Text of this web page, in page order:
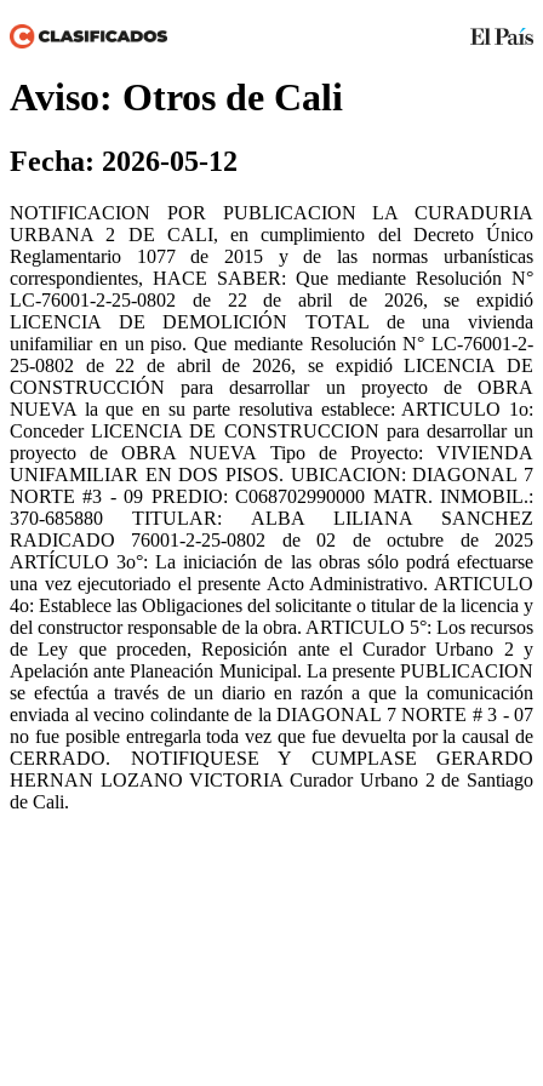
Aviso: Otros de Cali
Fecha: 2026-05-12
NOTIFICACION POR PUBLICACION LA CURADURIA
URBANA 2 DE CALI, en cumplimiento del Decreto Único
Reglamentario 1077 de 2015 y de las normas urbanísticas
correspondientes, HACE SABER: Que mediante Resolución N°
LC-76001-2-25-0802 de 22 de abril de 2026, se expidió
LICENCIA DE DEMOLICIÓN TOTAL de una vivienda
unifamiliar en un piso. Que mediante Resolución N° LC-76001-2-
25-0802 de 22 de abril de 2026, se expidió LICENCIA DE
CONSTRUCCIÓN para desarrollar un proyecto de OBRA
NUEVA la que en su parte resolutiva establece: ARTICULO 1o:
Conceder LICENCIA DE CONSTRUCCION para desarrollar un
proyecto de OBRA NUEVA Tipo de Proyecto: VIVIENDA
UNIFAMILIAR EN DOS PISOS. UBICACION: DIAGONAL 7
NORTE #3 - 09 PREDIO: C068702990000 MATR. INMOBIL.:
370-685880 TITULAR: ALBA LILIANA SANCHEZ
RADICADO 76001-2-25-0802 de 02 de octubre de 2025
ARTÍCULO 3o°: La iniciación de las obras sólo podrá efectuarse
una vez ejecutoriado el presente Acto Administrativo. ARTICULO
4o: Establece las Obligaciones del solicitante o titular de la licencia y
del constructor responsable de la obra. ARTICULO 5°: Los recursos
de Ley que proceden, Reposición ante el Curador Urbano 2 y
Apelación ante Planeación Municipal. La presente PUBLICACION
se efectúa a través de un diario en razón a que la comunicación
enviada al vecino colindante de la DIAGONAL 7 NORTE # 3 - 07
no fue posible entregarla toda vez que fue devuelta por la causal de
CERRADO. NOTIFIQUESE Y CUMPLASE GERARDO
HERNAN LOZANO VICTORIA Curador Urbano 2 de Santiago
de Cali.